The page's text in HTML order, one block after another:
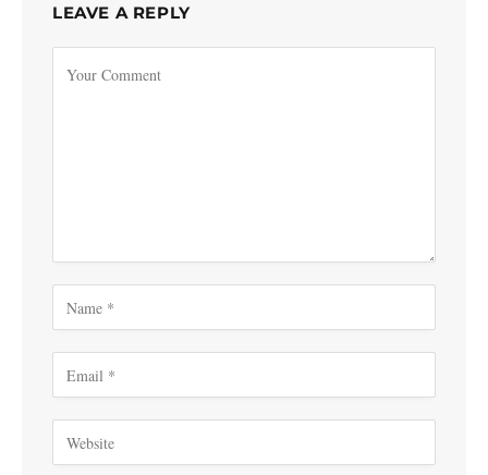
LEAVE A REPLY